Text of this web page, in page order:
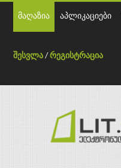
მაღაზია აპლიკაციები
შესვლა /რეგისტრაცია